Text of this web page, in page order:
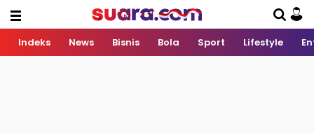
Indeks News Bisnis Bola Sport Lifestyle